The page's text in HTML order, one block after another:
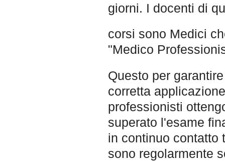
giorni. I docenti di
corsi sono Medici
"Medico
Questo per
corretta
professionisti
superato l'esame
in continuo contatto
sono regolarmente